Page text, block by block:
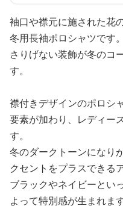
袖口や襟元に施された花
冬用長袖ポロシャツです。
さりげない装飾が冬のコ
す。
襟付きデザインのポロシ
要素が加わり、レディー
す。
冬のダークトーンになり
クセントをプラスできる
ブラックやネイビーとい
よって特別感が生まれます